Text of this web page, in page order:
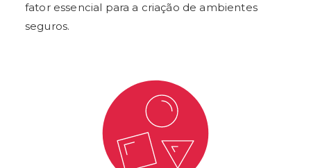
fator essencial para a criação de ambientes
seguros.